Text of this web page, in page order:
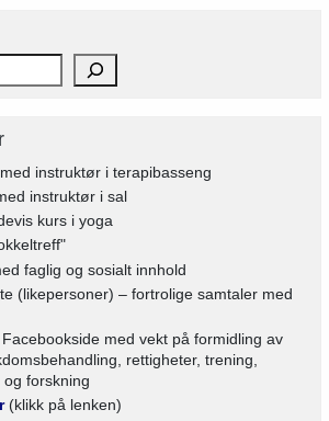
instruktør i terapibasseng
instruktør i sal
kurs i yoga
faglig og sosialt innhold
(likepersoner) – fortrolige samtaler med
med vekt på formidling av
rettigheter, trening,
forskning
(klikk på lenken)